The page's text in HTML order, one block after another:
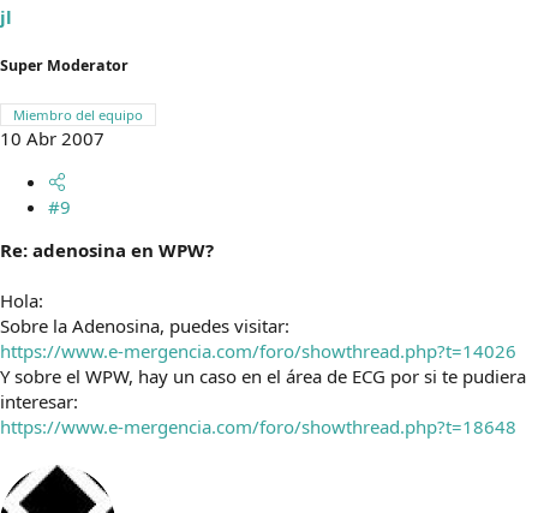
jl
Super Moderator
Miembro del equipo
10 Abr 2007
#9
Re: adenosina en WPW?
Hola:
Sobre la Adenosina, puedes visitar:
https://www.e-mergencia.com/foro/showthread.php?t=14026
Y sobre el WPW, hay un caso en el área de ECG por si te pudiera
interesar:
https://www.e-mergencia.com/foro/showthread.php?t=18648